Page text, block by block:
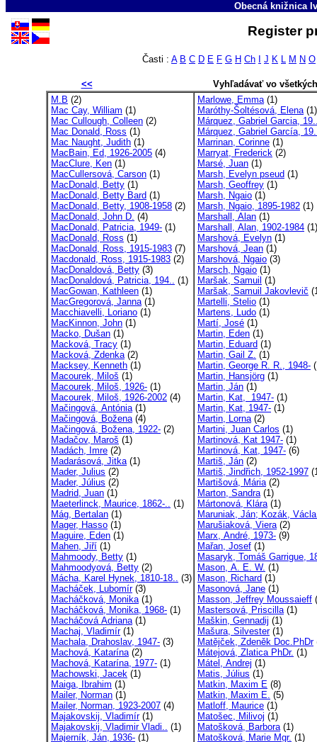
Obecná knižnica
Register
Časti : A B C D E F G H Ch J K L M N O
<<
Vyhľadávať vo
M.B (2)
Mac Cay, William (1)
Mac Cullough, Colleen (2)
Mac Donald, Ross (1)
Mac Naught, Judith (1)
MacBain, Ed, 1926-2005 (4)
MacClure, Ken (1)
MacCullersová, Carson (1)
MacDonald, Betty (1)
MacDonald, Betty Bard (1)
MacDonald, Betty, 1908-1958 (2)
MacDonald, John D. (4)
MacDonald, Patricia, 1949- (1)
MacDonald, Ross (1)
MacDonald, Ross, 1915-1983 (7)
Macdonald, Ross, 1915-1983 (2)
MacDonaldová, Betty (3)
MacDonaldová, Patricia, 194.. (1)
MacGowan, Kathleen (1)
MacGregorová, Janna(1)
Macchiavelli, Loriano (1)
MacKinnon, John (1)
Macko, Dušan (1)
Macková, Tracy (1)
Macková, Zdenka(2)
Macksey, Kenneth (1)
Macourek, Miloš (1)
Macourek, Miloš, 1926- (1)
Macourek, Miloš, 1926-2002 (4)
Mačingová, Antónia(1)
Mačingová, Božena(4)
Mačingová, Božena, 1922- (2)
Madačov, Maroš (1)
Madách, Imre (2)
Madarásová, Jitka(1)
Mader, Julius (2)
Mader, Július (2)
Madrid, Juan (1)
Maeterlinck, Maurice, 1862-.. (1)
Mág, Bertalan (1)
Mager, Hasso (1)
Maguire, Eden (1)
Mahen, Jiří (1)
Mahmoody, Betty (1)
Mahmoodyová, Betty (2)
Mácha, Karel Hynek, 1810-18.. (3)
Macháček, Lubomír(3)
Macháčková, Monika(1)
Macháčková, Monika, 1968- (1)
Macháčová Adriana(1)
Machaj, Vladimír(1)
Machala, Drahoslav, 1947- (3)
Machová, Katarína(2)
Machová, Katarína, 1977- (1)
Machowski, Jacek (1)
Maiga, Ibrahim (1)
Mailer, Norman (1)
Mailer, Norman, 1923-2007 (4)
Majakovskij, Vladimír(1)
Majakovskij, Vladimir Vladi.. (1)
Majerník, Ján, 1936- (1)
Marlowe, Emma(1)
Maróthy-Šoltésová, Elena(1)
Márquez, Gabriel Garcia,
Márquez, Gabriel García,
Marrinan, Corinne (1)
Marryat, Frederick (2)
Marsé, Juan (1)
Marsh, Evelyn pseud (1)
Marsh, Geoffrey (1)
Marsh, Ngaio (1)
Marsh, Ngaio, 1895-1982 (1)
Marshall, Alan (1)
Marshall, Alan, 1902-1984 (1)
Marshová, Evelyn (1)
Marshová, Jean (1)
Marshová, Ngaio (3)
Marsch, Ngaio (1)
Maršak, Samuil (1)
Maršak, Samuil Jakovlevič
Martelli, Stelio (1)
Martens, Ludo (1)
Martí, José (1)
Martin, Eden (1)
Martin, Eduard (1)
Martin, Gail Z. (1)
Martin, George R. R., 1948-
Martin, Hansjörg (1)
Martin, Ján (1)
Martin, Kat, 1947- (1)
Martin, Kat, 1947- (1)
Martin, Lorna(2)
Martini, Juan Carlos (1)
Martinová, Kat 1947- (1)
Martinová, Kat, 1947- (6)
Martiš, Ján (2)
Martiš, Jindřich, 1952-1997
Martišová, Mária(2)
Marton, Sandra(1)
Mártonová, Klára(1)
Maruniak, Ján; Kozák,
Marušiaková, Viera(2)
Marx, André, 1973- (9)
Mařan, Josef (1)
Masaryk, Tomáš Garrigue,
Mason, A. E. W. (1)
Mason, Richard (1)
Masonová, Jane (1)
Masson, Jeffrey Moussaieff
Mastersová, Priscilla(1)
Maškin, Gennadij (1)
Mašura, Silvester(1)
Matějček, Zdeněk Doc.PhDr
Mátejová, Zlatica PhDr. (1)
Mátel, Andrej (1)
Matis, Július (1)
Matkin, Maxim E (8)
Matkin, Maxim E. (5)
Matloff, Maurice (1)
Matošec, Milivoj (1)
Matošková, Barbora(1)
Matošková, Marie Mgr. (1)